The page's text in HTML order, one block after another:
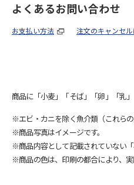
よくあるお問い合わせ
お支払い方法 注文のキャンセ
商品に「小麦」「そば」「卵」「乳
※エビ・カニを除く魚介類（これら
※商品写真はイメージです。
※商品内容として記載されていない
※商品の色は、印刷の都合により、実